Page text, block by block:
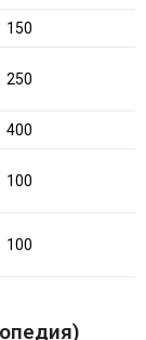
150
250
400
100
100